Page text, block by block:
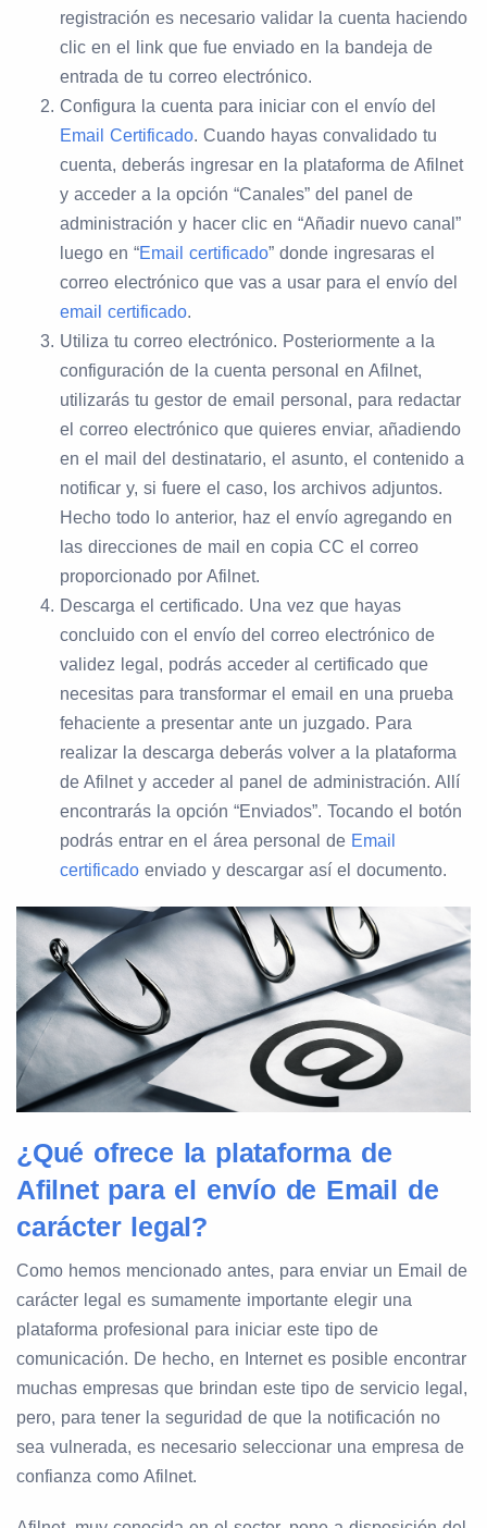
registración es necesario validar la cuenta haciendo
clic en el link que fue enviado en la bandeja de
entrada de tu correo electrónico.
Configura la cuenta para iniciar con el envío del
Email Certificado. Cuando hayas convalidado tu
cuenta, deberás ingresar en la plataforma de Afilnet
y acceder a la opción “Canales” del panel de
administración y hacer clic en “Añadir nuevo canal”
luego en “Email certificado” donde ingresaras el
correo electrónico que vas a usar para el envío del
email certificado.
Utiliza tu correo electrónico. Posteriormente a la
configuración de la cuenta personal en Afilnet,
utilizarás tu gestor de email personal, para redactar
el correo electrónico que quieres enviar, añadiendo
en el mail del destinatario, el asunto, el contenido a
notificar y, si fuere el caso, los archivos adjuntos.
Hecho todo lo anterior, haz el envío agregando en
las direcciones de mail en copia CC el correo
proporcionado por Afilnet.
Descarga el certificado. Una vez que hayas
concluido con el envío del correo electrónico de
validez legal, podrás acceder al certificado que
necesitas para transformar el email en una prueba
fehaciente a presentar ante un juzgado. Para
realizar la descarga deberás volver a la plataforma
de Afilnet y acceder al panel de administración. Allí
encontrarás la opción “Enviados”. Tocando el botón
podrás entrar en el área personal de Email
certificado enviado y descargar así el documento.
¿Qué ofrece la plataforma de
Afilnet para el envío de Email de
carácter legal?
Como hemos mencionado antes, para enviar un Email de
carácter legal es sumamente importante elegir una
plataforma profesional para iniciar este tipo de
comunicación. De hecho, en Internet es posible encontrar
muchas empresas que brindan este tipo de servicio legal,
pero, para tener la seguridad de que la notificación no
sea vulnerada, es necesario seleccionar una empresa de
confianza como Afilnet.